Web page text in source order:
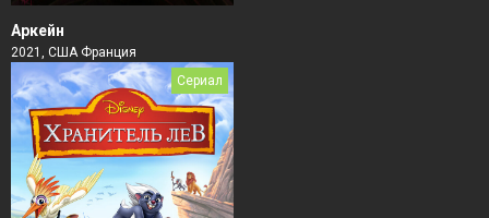
Аркейн
2021, США Франция
Сериал